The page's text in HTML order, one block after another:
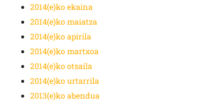
2014(e)ko ekaina
2014(e)ko maiatza
2014(e)ko apirila
2014(e)ko martxoa
2014(e)ko otsaila
2014(e)ko urtarrila
2013(e)ko abendua